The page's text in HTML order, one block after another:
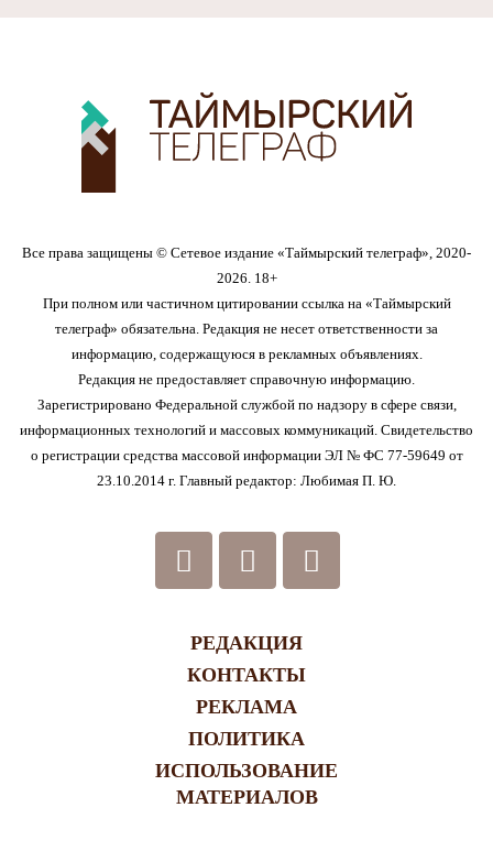
Все права защищены © Сетевое издание «Таймырский телеграф», 2020-
2026. 18+
При полном или частичном цитировании ссылка на «Таймырский
телеграф» обязательна. Редакция не несет ответственности за
информацию, содержащуюся в рекламных объявлениях.
Редакция не предоставляет справочную информацию.
Зарегистрировано Федеральной службой по надзору в сфере связи,
информационных технологий и массовых коммуникаций. Свидетельство
о регистрации средства массовой информации ЭЛ № ФС 77-59649 от
23.10.2014 г. Главный редактор: Любимая П. Ю.
РЕДАКЦИЯ
КОНТАКТЫ
РЕКЛАМА
ПОЛИТИКА
ИСПОЛЬЗОВАНИЕ
МАТЕРИАЛОВ